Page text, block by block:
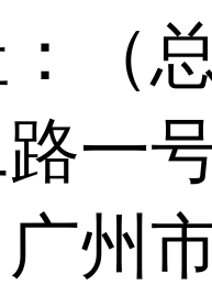
（
一
广州